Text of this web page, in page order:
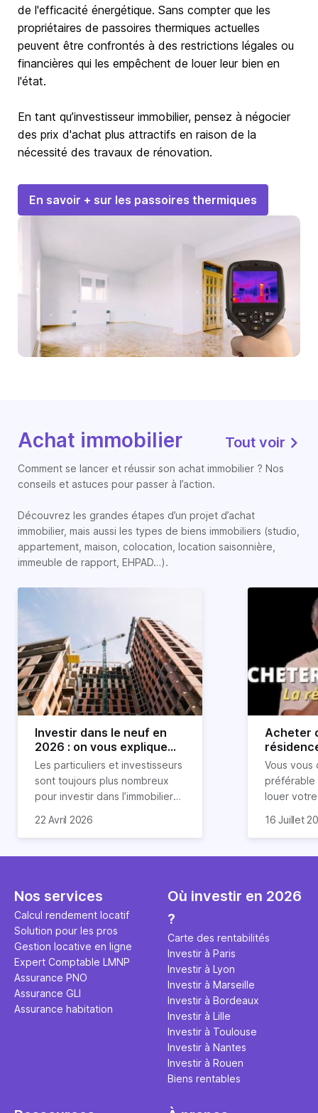
de l'efficacité énergétique. Sans compter que les
propriétaires de passoires thermiques actuelles
peuvent être confrontés à des restrictions légales ou
financières qui les empêchent de louer leur bien en
l'état.
En tant qu’investisseur immobilier, pensez à négocier
des prix d'achat plus attractifs en raison de la
nécessité des travaux de rénovation.
En savoir + sur les passoires thermiques
Achat immobilier Tout voir
Comment se lancer et réussir son achat immobilier ? Nos
conseils et astuces pour passer à l’action.
Découvrez les grandes étapes d’un projet d’achat
immobilier, mais aussi les types de biens immobiliers (studio,
appartement, maison, colocation, location saisonnière,
immeuble de rapport, EHPAD…).
Investir dans le neuf en
2026 : on vous explique
tout !
Les particuliers et investisseurs
sont toujours plus nombreux
pour investir dans l’immobilier
nombreux avantages à choisir
expliquons tout dans cet
22 Avril 2026
Acheter
règle
révélée
Vous vous
préférable
louer
expert en
règle
ce secret
l'argent
principale
études et
16 Juillet
Nos services
Calcul rendement locatif
Solution pour les pros
Gestion locative en ligne
Expert Comptable LMNP
Assurance PNO
Assurance GLI
Assurance habitation
Où investir en 2026
?
Carte des rentabilités
Investir à Paris
Investir à Lyon
Investir à Marseille
Investir à Bordeaux
Investir à Lille
Investir à Toulouse
Investir à Nantes
Investir à Rouen
Biens rentables